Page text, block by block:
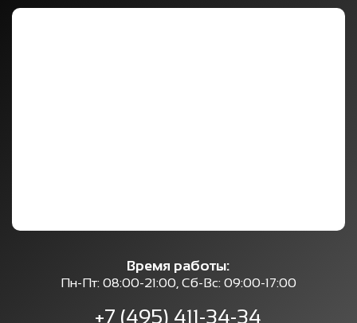
Время работы:
Пн-Пт: 08:00-21:00, Сб-Вс: 09:00-17:00
+7 (495) 411-34-34